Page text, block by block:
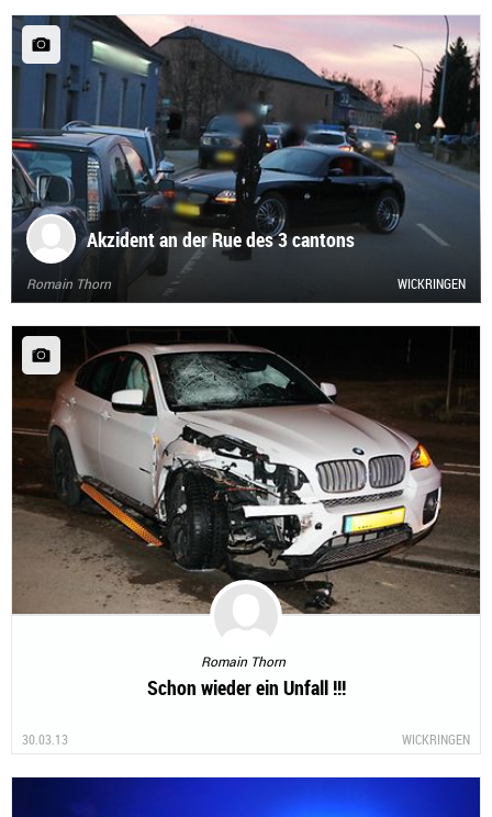
Akzident an der Rue des 3 cantons
Romain Thorn WICKRINGEN
Romain Thorn
Schon wieder ein Unfall !!!
30.03.13 WICKRINGEN